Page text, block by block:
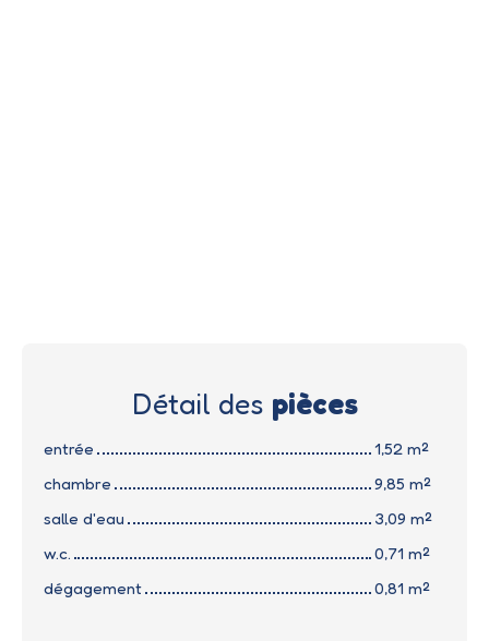
Détail des pièces
entrée
1,52 m²
chambre
9,85 m²
salle d'eau
3,09 m²
w.c.
0,71 m²
dégagement
0,81 m²